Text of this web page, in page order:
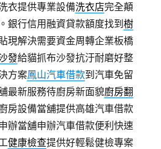
衣提供專業設備洗衣店完全顛
銀行信用融資貸款額度找到樹
現解決需要資金周轉企業板橋
發給貓抓布沙發抗汙耐磨好整
方案鳳山汽車借款到汽車免留
最新服務待廚房新面貌廚房翻
房設備當舖提供高雄汽車借款
辦當舖申辦汽車借款便利快速
健康檢查提供好輕鬆健檢專案